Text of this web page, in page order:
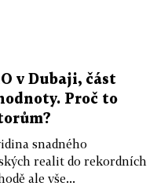
v Dubaji, část
Proč to
snadného
realit do rekordních
ale vše...